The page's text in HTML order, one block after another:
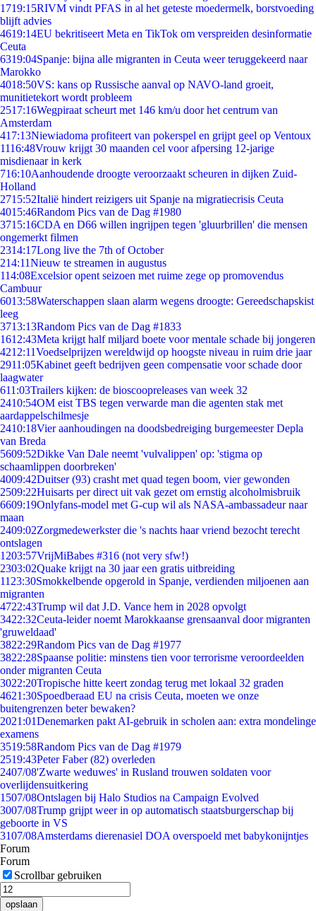
1719:15RIVM vindt PFAS in al het geteste moedermelk, borstvoeding
blijft advies
4619:14EU bekritiseert Meta en TikTok om verspreiden desinformatie
Ceuta
6319:04Spanje: bijna alle migranten in Ceuta weer teruggekeerd naar
Marokko
4018:50VS: kans op Russische aanval op NAVO-land groeit,
munitietekort wordt probleem
2517:16Wegpiraat scheurt met 146 km/u door het centrum van
Amsterdam
417:13Niewiadoma profiteert van pokerspel en grijpt geel op Ventoux
1116:48Vrouw krijgt 30 maanden cel voor afpersing 12-jarige
misdienaar in kerk
716:10Aanhoudende droogte veroorzaakt scheuren in dijken Zuid-
Holland
2715:52Italië hindert reizigers uit Spanje na migratiecrisis Ceuta
4015:46Random Pics van de Dag #1980
3715:16CDA en D66 willen ingrijpen tegen 'gluurbrillen' die mensen
ongemerkt filmen
2314:17Long live the 7th of October
214:11Nieuw te streamen in augustus
114:08Excelsior opent seizoen met ruime zege op promovendus
Cambuur
6013:58Waterschappen slaan alarm wegens droogte: Gereedschapskist
leeg
3713:13Random Pics van de Dag #1833
1612:43Meta krijgt half miljard boete voor mentale schade bij jongeren
4212:11Voedselprijzen wereldwijd op hoogste niveau in ruim drie jaar
2911:05Kabinet geeft bedrijven geen compensatie voor schade door
laagwater
611:03Trailers kijken: de bioscoopreleases van week 32
2410:54OM eist TBS tegen verwarde man die agenten stak met
aardappelschilmesje
2410:18Vier aanhoudingen na doodsbedreiging burgemeester Depla
van Breda
5609:52Dikke Van Dale neemt 'vulvalippen' op: 'stigma op
schaamlippen doorbreken'
4009:42Duitser (93) crasht met quad tegen boom, vier gewonden
2509:22Huisarts per direct uit vak gezet om ernstig alcoholmisbruik
6609:19Onlyfans-model met G-cup wil als NASA-ambassadeur naar
maan
2409:02Zorgmedewerkster die 's nachts haar vriend bezocht terecht
ontslagen
1203:57VrijMiBabes #316 (not very sfw!)
2303:02Quake krijgt na 30 jaar een gratis uitbreiding
11 23:30Smokkelbende opgerold in Spanje, verdienden miljoenen aan
migranten
4722:43Trump wil dat J.D. Vance hem in 2028 opvolgt
3422:32Ceuta-leider noemt Marokkaanse grensaanval door migranten
'gruweldaad'
3822:29Random Pics van de Dag #1977
3822:28Spaanse politie: minstens tien voor terrorisme veroordeelden
onder migranten Ceuta
3022:20Tropische hitte keert zondag terug met lokaal 32 graden
4621:30Spoedberaad EU na crisis Ceuta, moeten we onze
buitengrenzen beter bewaken?
2021:01Denemarken pakt AI-gebruik in scholen aan: extra mondelinge
examens
3519:58Random Pics van de Dag #1979
2519:43Peter Faber (82) overleden
2407/08'Zwarte weduwes' in Rusland trouwen soldaten voor
overlijdensuitkering
1507/08Ontslagen bij Halo Studios na Campaign Evolved
3007/08Trump grijpt weer in op automatisch staatsburgerschap bij
geboorte in VS
3107/08Amsterdams dierenasiel DOA overspoeld met babykonijntjes
Forum
Forum
Scrollbar gebruiken
opslaan